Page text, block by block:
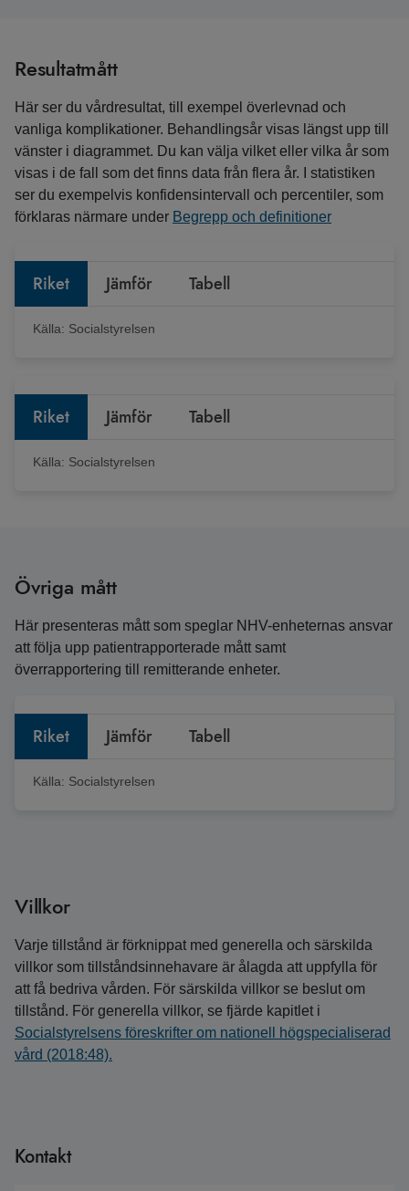
Resultatmått
Här ser du vårdresultat, till exempel överlevnad och
vanliga komplikationer. Behandlingsår visas längst upp till
vänster i diagrammet. Du kan välja vilket eller vilka år som
visas i de fall som det finns data från flera år. I statistiken
ser du exempelvis konfidensintervall och percentiler, som
förklaras närmare under Begrepp och definitioner
Riket Jämför Tabell
Källa: Socialstyrelsen
Riket Jämför Tabell
Källa: Socialstyrelsen
Övriga mått
Här presenteras mått som speglar NHV-enheternas ansvar
att följa upp patientrapporterade mått samt
överrapportering till remitterande enheter.
Riket Jämför Tabell
Källa: Socialstyrelsen
Villkor
Varje tillstånd är förknippat med generella och särskilda
villkor som tillståndsinnehavare är ålagda att uppfylla för
att få bedriva vården. För särskilda villkor se beslut om
tillstånd. För generella villkor, se fjärde kapitlet i
Socialstyrelsens föreskrifter om nationell högspecialiserad
vård (2018:48).
Kontakt